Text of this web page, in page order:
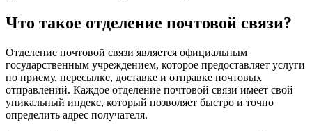
Что такое отделение почтовой связи?
Отделение почтовой связи является официальным
государственным учреждением, которое предоставляет услуги
по приему, пересылке, доставке и отправке почтовых
отправлений. Каждое отделение почтовой связи имеет свой
уникальный индекс, который позволяет быстро и точно
определить адрес получателя.